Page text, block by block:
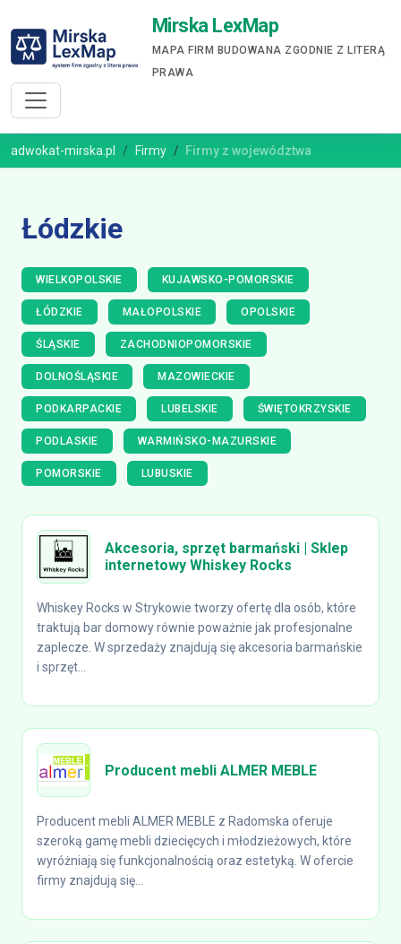
Mirska LexMap
MAPA FIRM BUDOWANA ZGODNIE Z LITERĄ
PRAWA
adwokat-mirska.pl Firmy Firmy z województwa
Łódzkie
WIELKOPOLSKIE KUJAWSKO-POMORSKIE
ŁÓDZKIE MAŁOPOLSKIE OPOLSKIE
ŚLĄSKIE ZACHODNIOPOMORSKIE
DOLNOŚLĄSKIE MAZOWIECKIE
PODKARPACKIE LUBELSKIE ŚWIĘTOKRZYSKIE
PODLASKIE WARMIŃSKO-MAZURSKIE
POMORSKIE LUBUSKIE
Akcesoria, sprzęt barmański | Sklep
internetowy Whiskey Rocks
Whiskey Rocks w Strykowie tworzy ofertę dla osób, które
traktują bar domowy równie poważnie jak profesjonalne
zaplecze. W sprzedaży znajdują się akcesoria barmańskie
i sprzęt...
Producent mebli ALMER MEBLE
Producent mebli ALMER MEBLE z Radomska oferuje
szeroką gamę mebli dziecięcych i młodzieżowych, które
wyróżniają się funkcjonalnością oraz estetyką. W ofercie
firmy znajdują się...